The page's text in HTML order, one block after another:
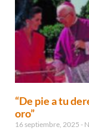
“De pie a tu
oro”
16 septiembre, 2025